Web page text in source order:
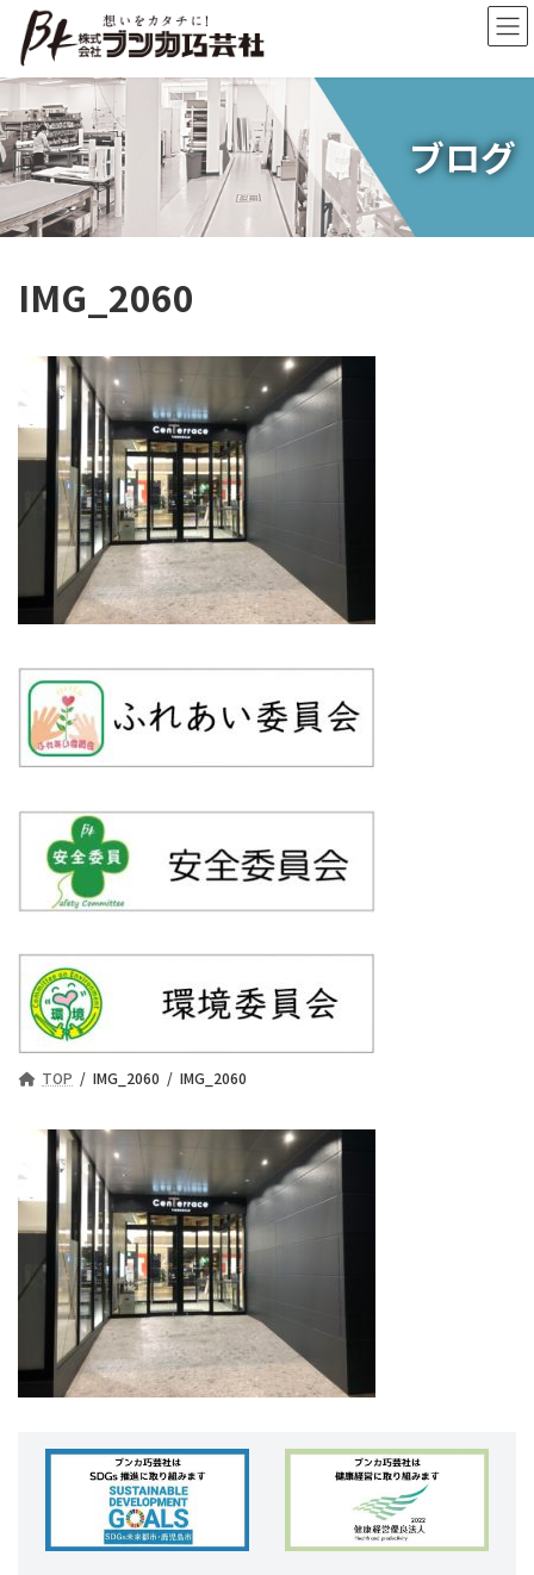
ン
ツ
へ
ス
キ
ッ
プ
ー
シ
ョ
ン
に
移
動
ブログ
IMG_2060
TOP IMG_2060 IMG_2060